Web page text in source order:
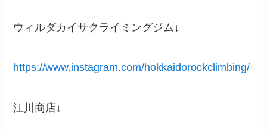
ウィルダカイサクライミングジム↓
https://www.instagram.com/hokkaidorockclimbing/
江川商店↓